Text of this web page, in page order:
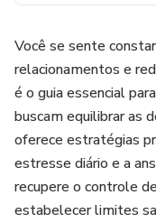
Você se sente
relacionamentos e
é o guia essencial
buscam equilibrar as
oferece estratégias
estresse diário e a
recupere o controle
estabelecer limites